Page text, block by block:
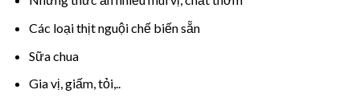
Các loại thịt nguội chế biến sẵn
Sữa chua
Gia vị, giấm, tỏi,..